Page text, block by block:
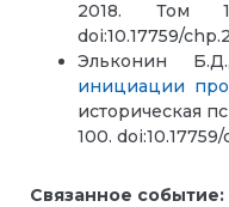
2018.
doi:10.17759/
Эльконин
инициации
историческая
100.
Связанное событие: